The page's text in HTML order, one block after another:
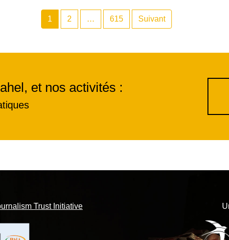
1 2 … 615 Suivant
et nos activités :
Trust Initiative